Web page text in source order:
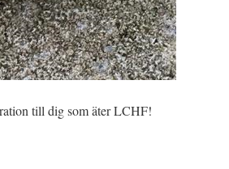
till dig som äter LCHF!